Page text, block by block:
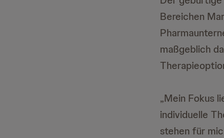
Bereichen
maßgeblich
„Mein Fokus
individuelle
stehen für